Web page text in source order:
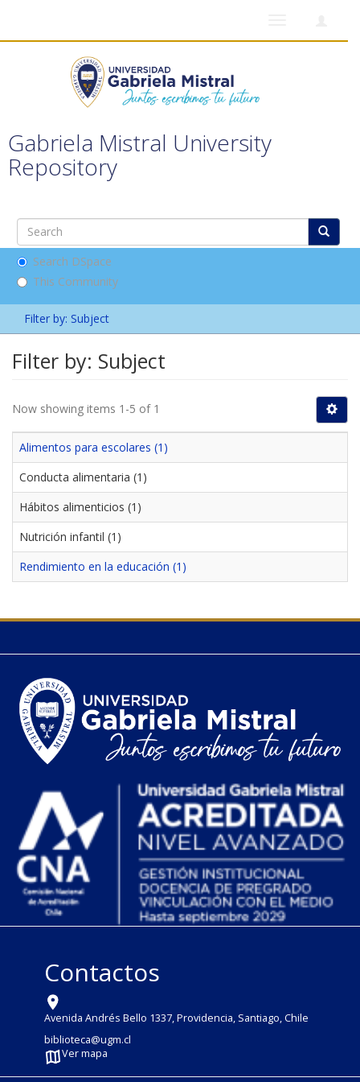
Gabriela Mistral University
Repository
Search DSpace
This Community
Filter by: Subject
Filter by: Subject
Now showing items 1-5 of 1
Alimentos para escolares (1)
Conducta alimentaria (1)
Hábitos alimenticios (1)
Nutrición infantil (1)
Rendimiento en la educación (1)
Contactos
Avenida Andrés Bello 1337, Providencia, Santiago, Chile
biblioteca@ugm.cl
Ver mapa